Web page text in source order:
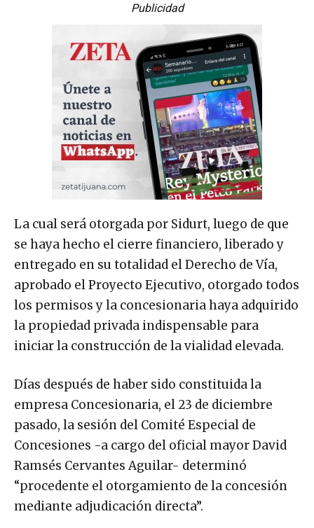
Publicidad
La cual será otorgada por Sidurt, luego de que
se haya hecho el cierre financiero, liberado y
entregado en su totalidad el Derecho de Vía,
aprobado el Proyecto Ejecutivo, otorgado todos
los permisos y la concesionaria haya adquirido
la propiedad privada indispensable para
iniciar la construcción de la vialidad elevada.
Días después de haber sido constituida la
empresa Concesionaria, el 23 de diciembre
pasado, la sesión del Comité Especial de
Concesiones -a cargo del oficial mayor David
Ramsés Cervantes Aguilar- determinó
“procedente el otorgamiento de la concesión
mediante adjudicación directa”.